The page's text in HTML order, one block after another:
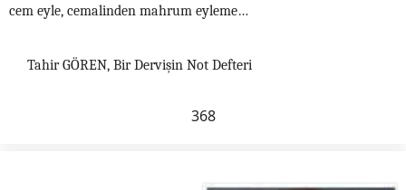
cem eyle, cemalinden mahrum eyleme…
Tahir GÖREN, Bir Dervişin Not Defteri
368